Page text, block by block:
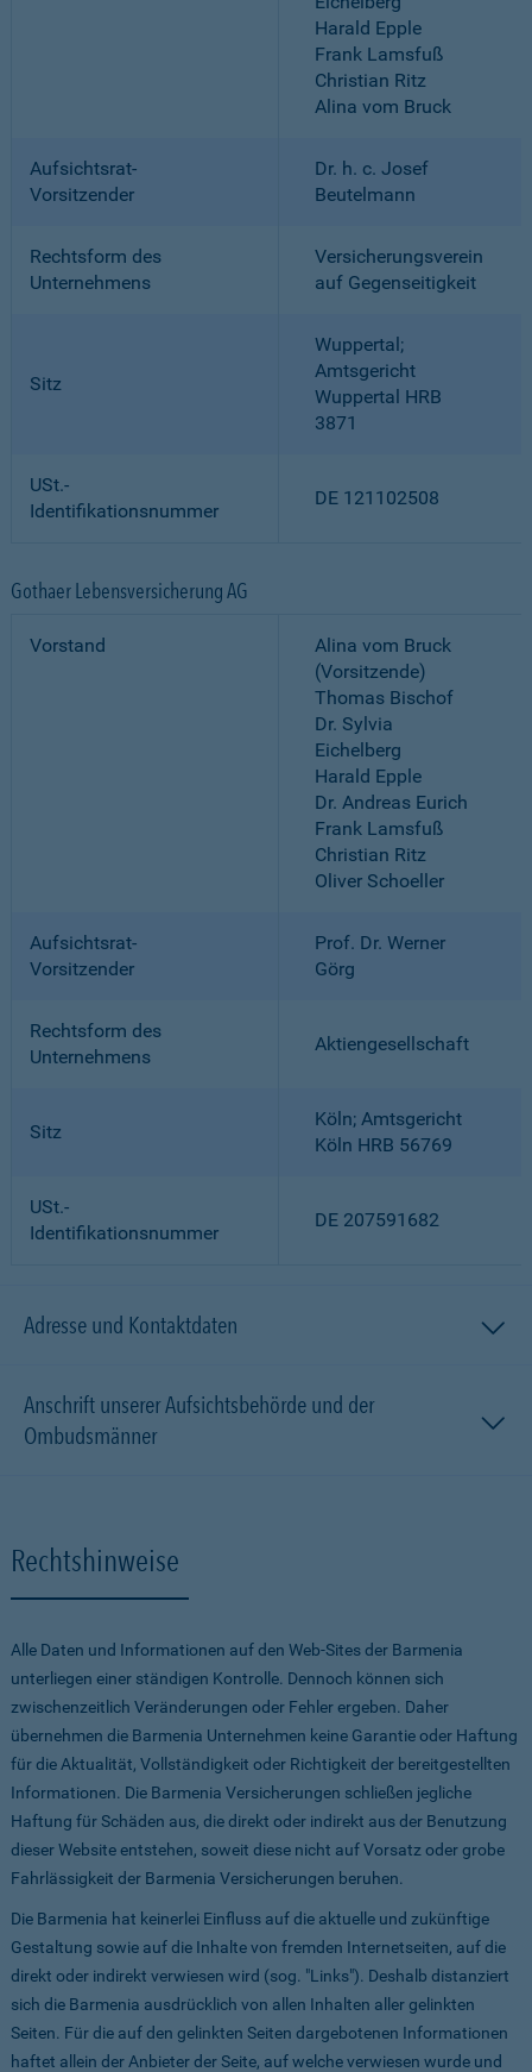
Harald Epple
Frank Lamsfuß
Christian Ritz
Alina vom Bruck
Aufsichtsrat-
Vorsitzender
Dr. h. c. Josef
Beutelmann
Rechtsform des
Unternehmens
Versicherungsverein
auf Gegenseitigkeit
Sitz
Wuppertal;
Amtsgericht
Wuppertal HRB
3871
USt.-
Identifikationsnummer
DE 121102508
Gothaer Lebensversicherung AG
Vorstand
Alina vom Bruck
(Vorsitzende)
Thomas Bischof
Dr. Sylvia
Eichelberg
Harald Epple
Dr. Andreas Eurich
Frank Lamsfuß
Christian Ritz
Oliver Schoeller
Aufsichtsrat-
Vorsitzender
Prof. Dr. Werner
Görg
Rechtsform des
Unternehmens
Aktiengesellschaft
Sitz
Köln; Amtsgericht
Köln HRB 56769
USt.-
Identifikationsnummer
DE 207591682
Adresse und Kontaktdaten
Anschrift unserer Aufsichtsbehörde und der
Ombudsmänner
Rechtshinweise
Alle Daten und Informationen auf den Web-Sites der Barmenia
unterliegen einer ständigen Kontrolle. Dennoch können sich
zwischenzeitlich Veränderungen oder Fehler ergeben. Daher
übernehmen die Barmenia Unternehmen keine Garantie oder Haftung
für die Aktualität, Vollständigkeit oder Richtigkeit der bereitgestellten
Informationen. Die Barmenia Versicherungen schließen jegliche
Haftung für Schäden aus, die direkt oder indirekt aus der Benutzung
dieser Website entstehen, soweit diese nicht auf Vorsatz oder grobe
Fahrlässigkeit der Barmenia Versicherungen beruhen.
Die Barmenia hat keinerlei Einfluss auf die aktuelle und zukünftige
Gestaltung sowie auf die Inhalte von fremden Internetseiten, auf die
direkt oder indirekt verwiesen wird (sog. "Links"). Deshalb distanziert
sich die Barmenia ausdrücklich von allen Inhalten aller gelinkten
Seiten. Für die auf den gelinkten Seiten dargebotenen Informationen
haftet allein der Anbieter der Seite, auf welche verwiesen wurde und